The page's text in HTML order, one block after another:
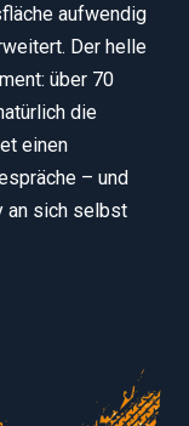
aufwendig
Der helle
über 70
die
einen
– und
an sich selbst